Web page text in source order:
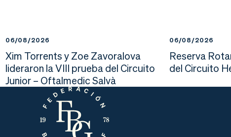
06/08/2026
Xim Torrents y Zoe Zavoralova
lideraron la VIII prueba del Circuito
Junior – Oftalmedic Salvà
06/08/2026
Reserva
del Circuito